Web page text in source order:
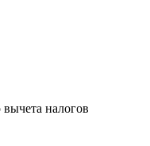
вычета налогов